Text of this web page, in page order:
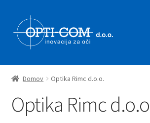
Skip
to
navigation
Skip
to
content
Prodajni program
Zastopstva
Domov Optika Rimc d.o.o.
Optika Rimc